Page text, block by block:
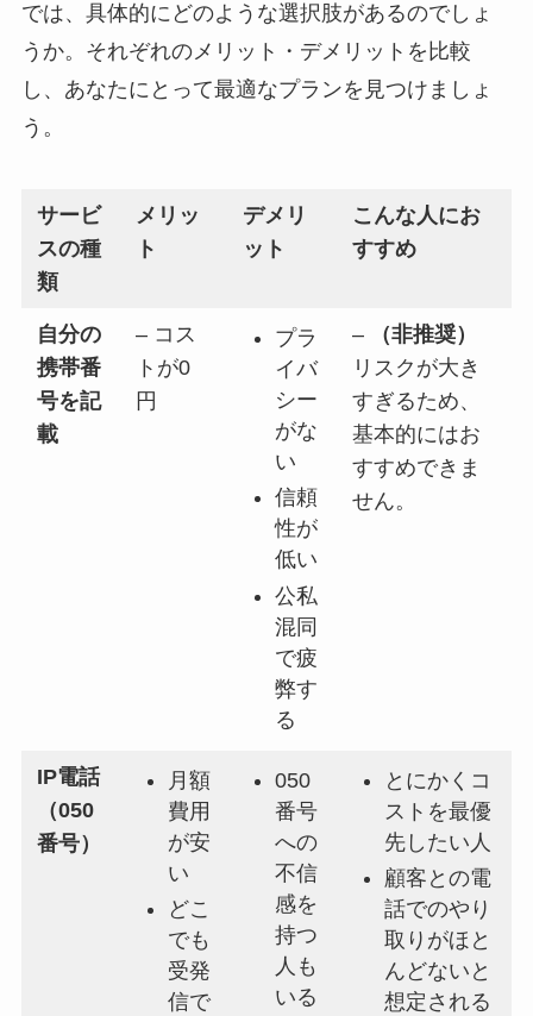
では、具体的にどのような選択肢があるのでしょ
うか。それぞれのメリット・デメリットを比較
し、あなたにとって最適なプランを見つけましょ
う。
サービ
スの種
類
メリッ
ト
デメリ
ット
こんな人にお
すすめ
自分の
携帯番
号を記
載
– コス
トが0
円
プラ
イバ
シー
がな
い
信頼
性が
低い
公私
混同
で疲
弊す
る
–
（非推奨）
リスクが大き
すぎるため、
基本的にはお
すすめできま
せん。
IP電話
（050
番号）
月額
費用
が安
い
どこ
でも
受発
信で
050
番号
への
不信
感を
持つ
人も
いる
とにかくコ
ストを最優
先したい人
顧客との電
話でのやり
取りがほと
んどないと
想定される